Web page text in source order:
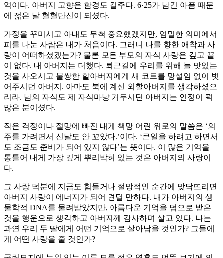
억이다. 아버지 고향은 함경도 길주다. 6·25가 남긴 아픔 때문
에 젊은 날 혈혈단신이 되셨다.
가정을 꾸미시고 아내도 무척 중요했겠지만, 엄밀한 의미에서
피를 나눈 사람은 내가 처음이다. 그러니 나를 향한 애착과 사
랑이 어떠하셨겠는가? 물론 모든 부모의 자식 사랑은 깊고 끝
이 없다. 내 아버지는 더했다. 퇴근길에 우리를 위해 늘 맛있는
것을 사오시고 불쌍한 할아버지에게 새 코트를 망설임 없이 벗
어주시던 아버지. 아마도 북에 계신 외할아버지를 생각하셨으
리라. 남의 자식도 제 자식마냥 거두시던 아버지는 인정이 퍽
많은 분이셨다.
작은 걱정이나 절망에 빠진 내게 책망 어린 위로의 말씀은 ‘의
주를 가려면서 신날도 안 꼬았다.’이다. ‘큰일을 하려고 하면서
도 조금도 준비가 되어 있지 않다’는 뜻이다. 이 많은 기억을
통틀어 내게 가장 깊게 뿌리박혀 있는 것은 아버지의 사랑이
다.
그 사랑 덕분에 지금도 힘들거나 절망적인 순간에 맞닥뜨리면
아버지 사랑이 에너지가 되어 견딜 만하다. 내가 아버지의 생
물학적 DNA를 물려받았지만, 아름다운 기억을 덤으로 받은
것을 행운으로 생각하고 아버지께 감사하며 살고 있다. 나는
과연 우리 두 딸에게 어떤 기억으로 살아남을 것인가? 그들에
게 어떤 사랑을 줄 것인가?